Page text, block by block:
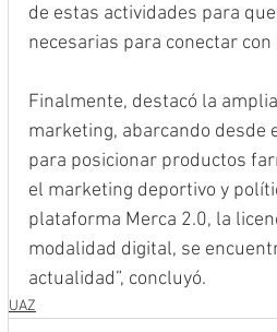
de estas actividades para
necesarias para conectar
Finalmente, destacó la
marketing, abarcando
para posicionar productos
el marketing deportivo y
plataforma Merca 2.0, la
modalidad digital, se
actualidad”, concluyó.
UAZ